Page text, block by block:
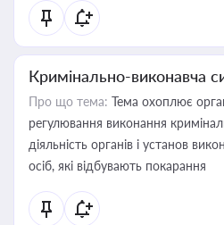
Кримінально-виконавча
Про що тема: Тема охоплює
регулювання виконання
діяльність органів і установ
осіб, які відбувають покарання